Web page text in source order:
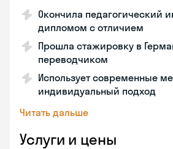
Окончила педагогический
дипломом с отличием
Прошла стажировку в
переводчиком
Использует современные
индивидуальный подход
Читать дальше
Услуги и цены